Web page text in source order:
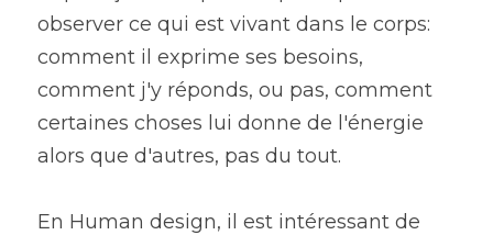
observer ce qui est vivant dans le corps:
comment il exprime ses besoins,
comment j'y réponds, ou pas, comment
certaines choses lui donne de l'énergie
alors que d'autres, pas du tout.
En Human design, il est intéressant de